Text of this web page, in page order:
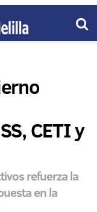
CETI y
refuerza la
en la